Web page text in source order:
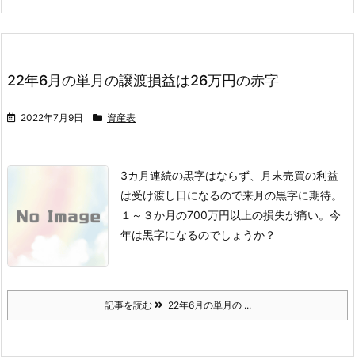
22年6月の単月の譲渡損益は26万円の赤字
2022年7月9日 資産表
3カ月連続の黒字はならず、月末売買の利益
は受け渡し日になるので来月の黒字に期待。
１～３か月の700万円以上の損失が痛い。今
年は黒字になるのでしょうか？
記事を読む 22年6月の単月の ...